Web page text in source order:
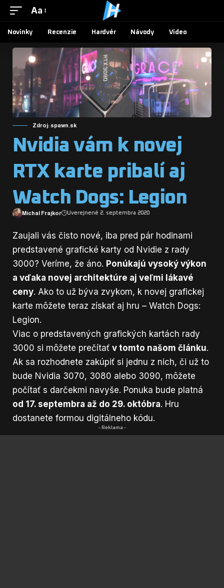
Aa
Novinky Recenzie Hardvér Návody Video
Zdroj: spawn.sk
Nvidia vám k novej
RTX karte pribalí aj
Watch Dogs: Legion
Michal Frajkor Uverejnené 2. septembra 2020
Zaujali vás čisto nové, iba pred pár hodinami
predstavené grafické karty od Nvidie z rady
3000? Veríme, že áno. Ponúkajú vysoký výkon
a vďaka novej architektúre aj veľmi lákavé
ceny. Ako to už býva zvykom, k novej grafickej
karte môžete teraz získať aj hru – Watch Dogs:
Legion.
Viac o predstavených grafických kartách rady
3000 si môžete prečítať v tomto našom článku.
Ak sa rozhodnete zakúpiť si jednu z nich, či už to
bude Nvidia 3070, 3080 alebo 3090, môžete
počítať s darčekmi navyše. Ponuka bude platná
od 17. septembra až do 29. októbra. Hru
dostanete formou digitálneho kódu.
- Reklama -